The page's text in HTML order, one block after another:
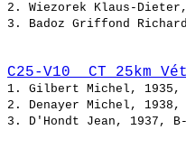
2. Wiezorek
3. Badoz Griffond
C25-V10  CT 25km
1. Gilbert Michel,
2. Denayer
3. D'Hondt Jean,